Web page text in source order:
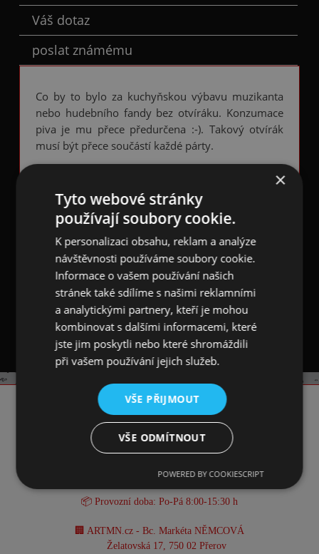
Váš dotaz
poslat známému
Co by to bylo za kuchyňskou výbavu muzikanta
nebo hudebního fandy bez otvíráku. Konzumace
piva je mu přece předurčena :-). Takový otvírák
musí být přece součástí každé párty.
je vyroben z
nerezové oceli. Horní strana má hladkou lesklou
povrchovou úpravu s designemhnědých houslí
Na těle, krku i hlavě houslí je vyobrazena spousta
detailů. Po celé ploše zadní strany otvíráku je
magnet.
Otvírák je zabalen v sáčku a uchycen na 17,5 x 5,5
cm velké papírové podložce. Délka otvíráku je
12,0 cm, šířka 4,5 cm, otvor pro vršek má 2,5 cm.
KONTAKT
📧 info@artmn.cz
📦 Provozní doba: Po-Pá 8:00-15:30 h
🏢 ARTMN.cz - Bc. Markéta NĚMCOVÁ
Želatovská 17, 750 02 Přerov
×
Tyto webové stránky
používají soubory cookie.
K personalizaci obsahu, reklam a analýze
návštěvnosti používáme soubory cookie.
Informace o vašem používání našich
stránek také sdílíme s našimi reklamními
a analytickými partnery, kteří je mohou
kombinovat s dalšími informacemi, které
jste jim poskytli nebo které shromáždili
při vašem používání jejich služeb.
VŠE PŘIJMOUT
VŠE ODMÍTNOUT
POWERED BY COOKIESCRIPT